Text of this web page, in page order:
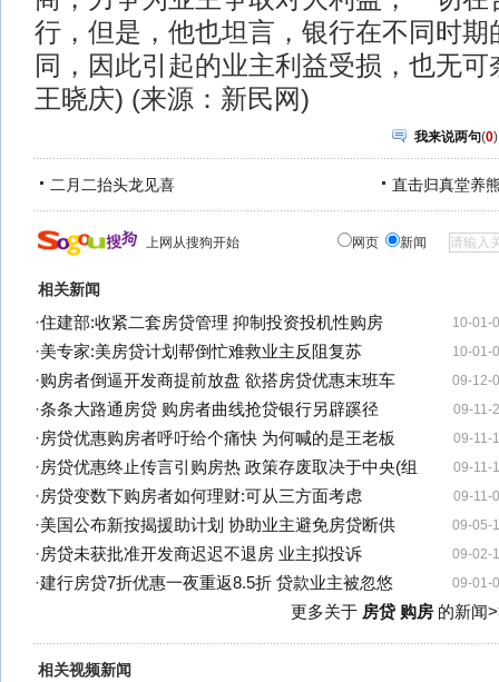
行，但是，他也坦言，银行在不同时期
同，因此引起的业主利益受损，也无
王晓庆) (来源：新民网)
我来说两句(0)
二月二抬头龙见喜 直击归真堂养
上网从搜狗开始 网页 新闻
相关新闻
10-01-
·住建部:收紧二套房贷管理 抑制投资投机性购房
10-01-
·美专家:美房贷计划帮倒忙难救业主反阻复苏
09-12-
·购房者倒逼开发商提前放盘 欲搭房贷优惠末班车
09-11-
·条条大路通房贷 购房者曲线抢贷银行另辟蹊径
09-11-
·房贷优惠购房者呼吁给个痛快 为何喊的是王老板
09-11-
·房贷优惠终止传言引购房热 政策存废取决于中央(组
09-11-
·房贷变数下购房者如何理财:可从三方面考虑
09-05-
·美国公布新按揭援助计划 协助业主避免房贷断供
09-02-
·房贷未获批准开发商迟迟不退房 业主拟投诉
09-01-
·建行房贷7折优惠一夜重返8.5折 贷款业主被忽悠
更多关于 房贷 购房的新闻
相关视频新闻